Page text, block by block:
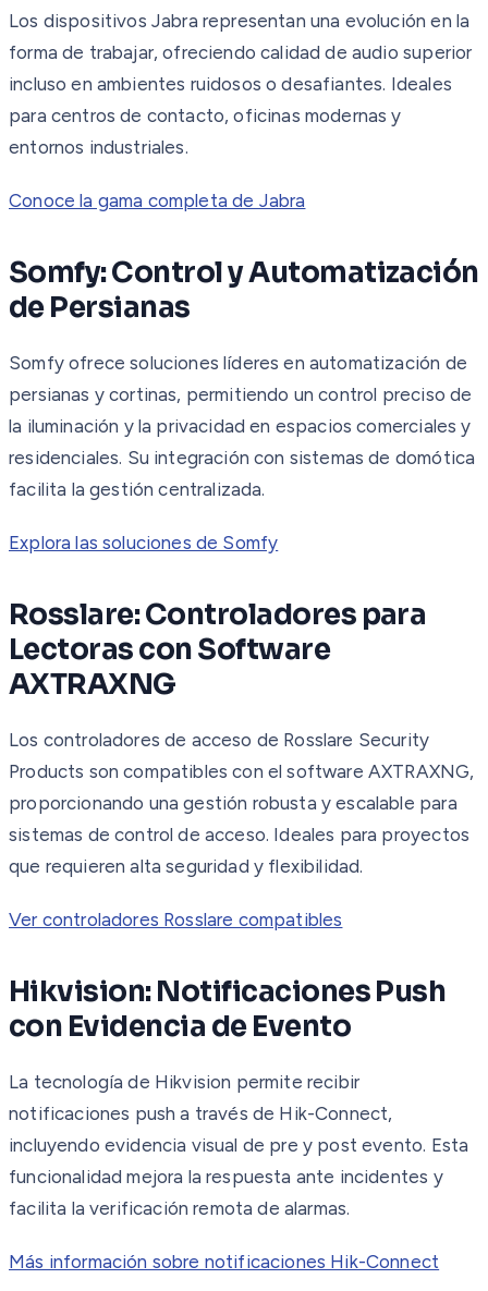
Los dispositivos Jabra representan una evolución en la
forma de trabajar, ofreciendo calidad de audio superior
incluso en ambientes ruidosos o desafiantes. Ideales
para centros de contacto, oficinas modernas y
entornos industriales.
Conoce la gama completa de Jabra
Somfy: Control y Automatización
de Persianas
Somfy ofrece soluciones líderes en automatización de
persianas y cortinas, permitiendo un control preciso de
la iluminación y la privacidad en espacios comerciales y
residenciales. Su integración con sistemas de domótica
facilita la gestión centralizada.
Explora las soluciones de Somfy
Rosslare: Controladores para
Lectoras con Software
AXTRAXNG
Los controladores de acceso de Rosslare Security
Products son compatibles con el software AXTRAXNG,
proporcionando una gestión robusta y escalable para
sistemas de control de acceso. Ideales para proyectos
que requieren alta seguridad y flexibilidad.
Ver controladores Rosslare compatibles
Hikvision: Notificaciones Push
con Evidencia de Evento
La tecnología de Hikvision permite recibir
notificaciones push a través de Hik-Connect,
incluyendo evidencia visual de pre y post evento. Esta
funcionalidad mejora la respuesta ante incidentes y
facilita la verificación remota de alarmas.
Más información sobre notificaciones Hik-Connect